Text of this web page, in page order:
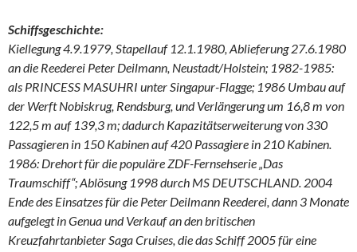
Schiffsgeschichte:
Kiellegung 4.9.1979, Stapellauf 12.1.1980, Ablieferung 27.6.1980
an die Reederei Peter Deilmann, Neustadt/Holstein; 1982-1985:
als PRINCESS MASUHRI unter Singapur-Flagge; 1986 Umbau auf
der Werft Nobiskrug, Rendsburg, und Verlängerung um 16,8 m von
122,5 m auf 139,3 m; dadurch Kapazitätserweiterung von 330
Passagieren in 150 Kabinen auf 420 Passagiere in 210 Kabinen.
1986: Drehort für die populäre ZDF-Fernsehserie „Das
Traumschiff“; Ablösung 1998 durch MS DEUTSCHLAND. 2004
Ende des Einsatzes für die Peter Deilmann Reederei, dann 3 Monate
aufgelegt in Genua und Verkauf an den britischen
Kreuzfahrtanbieter Saga Cruises, die das Schiff 2005 für eine